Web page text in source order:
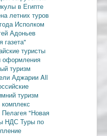
в Египте
летних туров
Исполком
Адоньев
газета"
туристы
оформления
туризм
Аджарии All
туризм
Пелагея "Новая
НДС Туры по